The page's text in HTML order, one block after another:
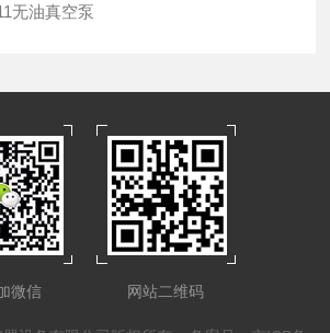
无油真空泵
微信 网站二维码